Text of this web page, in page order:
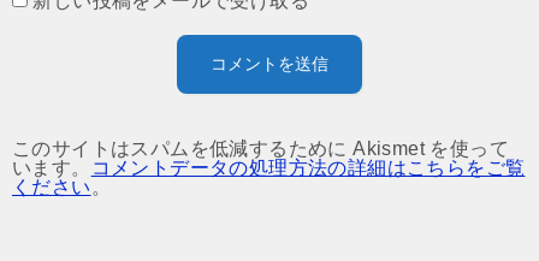
このサイトはスパムを低減するために Akismet を使って
います。
コメントデータの処理方法の詳細はこちらをご覧
ください 。